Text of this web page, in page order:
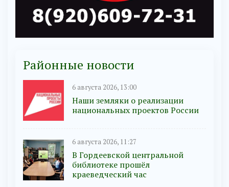
Районные новости
6 августа 2026, 13:00
Наши земляки о реализации
национальных проектов России
6 августа 2026, 11:27
В Гордеевской центральной
библиотеке прошёл
краеведческий час